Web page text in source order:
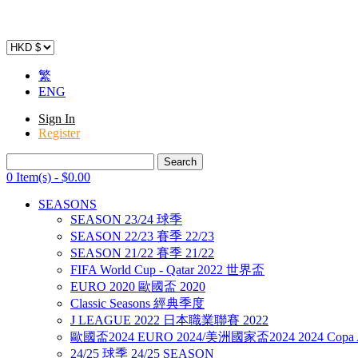
繁
ENG
Sign In
Register
0 Item(s) - $0.00
SEASONS
SEASON 23/24 球季
SEASON 22/23 賽季 22/23
SEASON 21/22 賽季 21/22
FIFA World Cup - Qatar 2022 世界盃
EURO 2020 歐國盃 2020
Classic Seasons 經典季度
J LEAGUE 2022 日本職業聯賽 2022
歐國盃2024 EURO 2024/美洲國家盃2024 2024 Copa
24/25 球季 24/25 SEASON